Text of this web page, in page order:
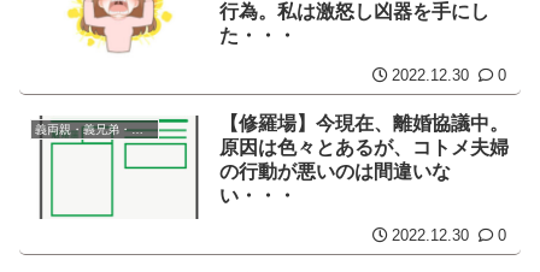
行為。私は激怒し凶器を手にし
た・・・
2022.12.30 0
義両親・義兄弟・義姉妹
【修羅場】今現在、離婚協議中。
原因は色々とあるが、コトメ夫婦
の行動が悪いのは間違いな
い・・・
2022.12.30 0